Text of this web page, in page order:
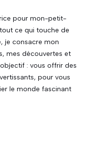
pour mon-petit-
ce qui touche de
je consacre mon
mes découvertes et
: vous offrir des
pour vous
le monde fascinant